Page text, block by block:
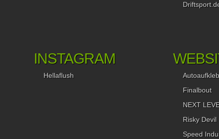
Zulassung vornehmen lassen könnt. Soviel zum Thema
Supra, Mazda RX7 und RX8 sind jedem Auto Enthusiasten
bekannt und diese findet man auch auf deutschen Straßen.
ist die Auswahl in unseren Gefilden oft mager und die Preise
gleichzeitig hoch. Da liegt ein Import nahe, der bei EU-
Anfang steht natürlich die Suche bei der uns besonders das
Internet weiter hilft. Hier haben sich mit der Zeit besonders die
Seiten Autotrader.co.uk und Pistonheads.com als wahre
Fundgruben erwiesen. Speziell bei Pistonheads findet man
INSTAGRAM
Hellaflush
Finalbout
NEXT
Risky Devil
Speed